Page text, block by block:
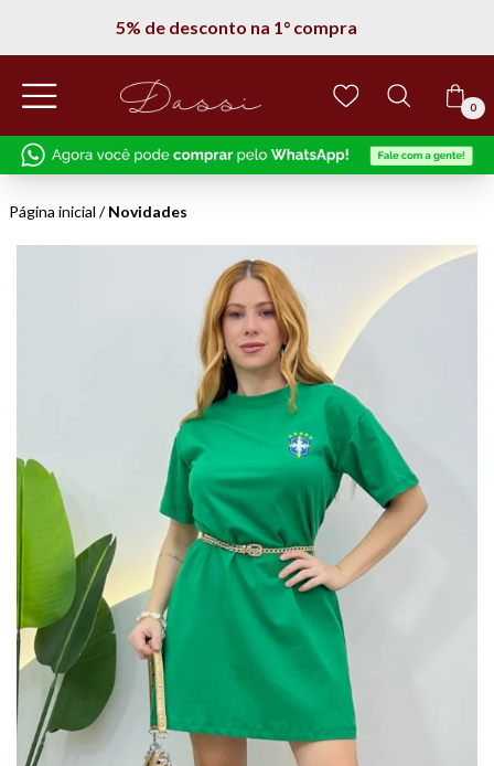
5% de desconto na 1° compra
0
Página inicial /Novidades